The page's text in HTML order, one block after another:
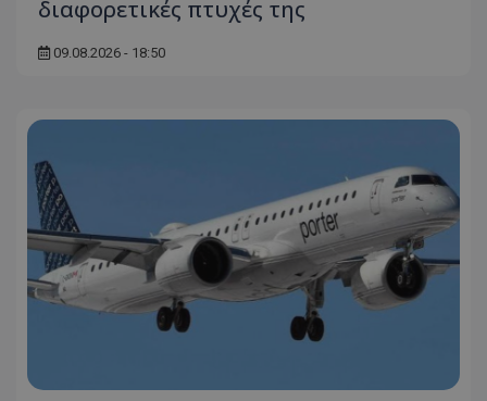
διαφορετικές πτυχές της
09.08.2026 - 18:50